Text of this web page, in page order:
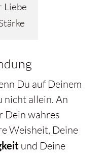
Liebe
Du auf Deinem
nicht allein. An
Dein wahres
Weisheit, Deine
und Deine